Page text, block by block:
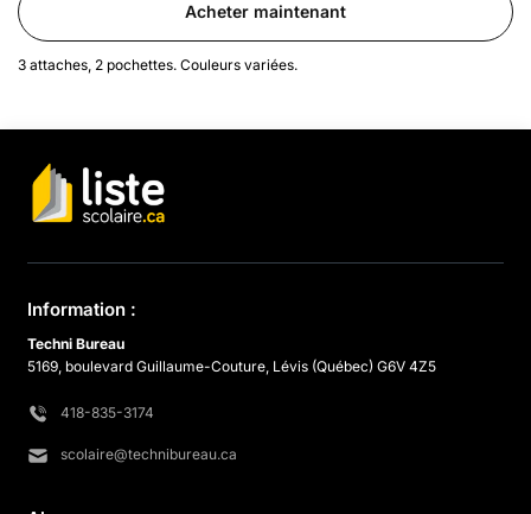
Acheter maintenant
3 attaches, 2 pochettes. Couleurs variées.
Information :
Techni Bureau
5169, boulevard Guillaume-Couture, Lévis (Québec) G6V 4Z5
418-835-3174
scolaire@technibureau.ca